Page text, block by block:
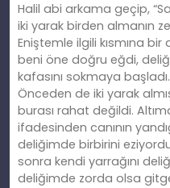
Halil abi arkama geçip,
iki yarak birden almanın
Eniştemle ilgili kısmına
beni öne doğru eğdi,
kafasını sokmaya
Önceden de iki yarak
burası rahat değildi.
ifadesinden canının
deliğimde birbirini
sonra kendi yarrağını
deliğimde zorda olsa